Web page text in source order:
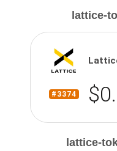
lattice-
#3374
lattice-